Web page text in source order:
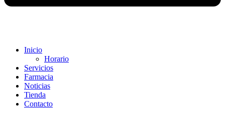
Inicio
Horario
Servicios
Farmacia
Noticias
Tienda
Contacto